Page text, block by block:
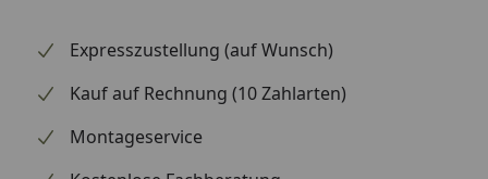
Expresszustellung (auf Wunsch)
Kauf auf Rechnung (10 Zahlarten)
Montageservice